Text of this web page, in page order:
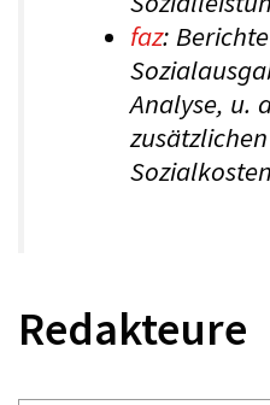
faz:
Analyse, u.
Sozialkosten
Redakteure